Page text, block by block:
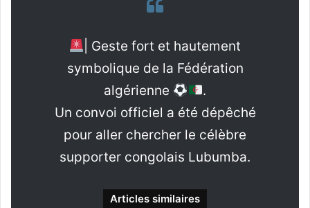
| Geste fort et hautement
symbolique de la Fédération
algérienne
.
Un convoi officiel a été dépêché
pour aller chercher le célèbre
supporter congolais Lubumba.
Articles similaires